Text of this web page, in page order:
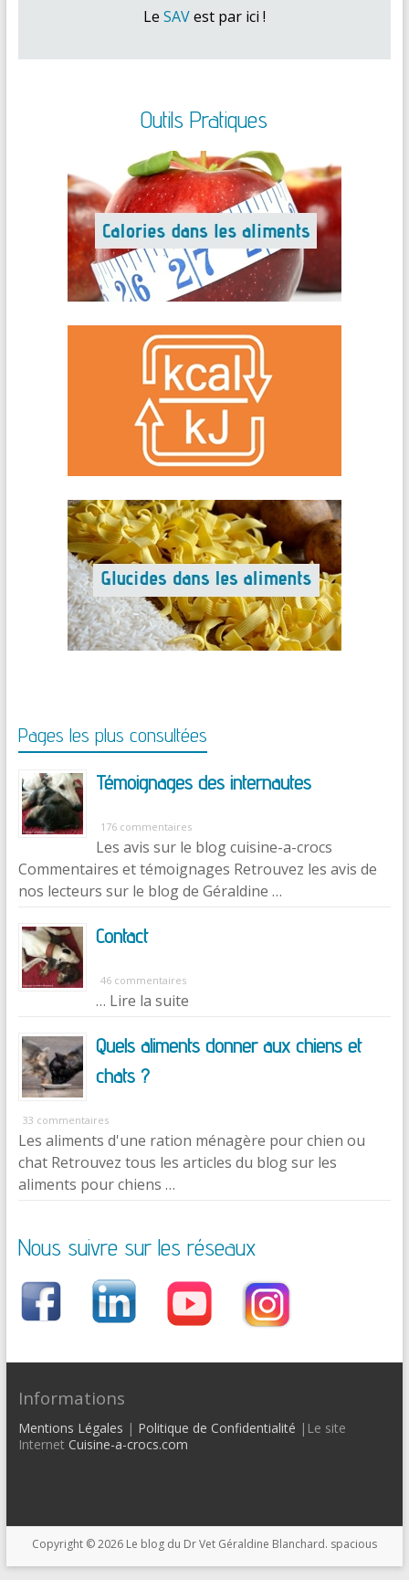
Le SAVest par ici !
Outils Pratiques
Pages les plus consultées
Témoignages des internautes
176 commentaires
Les avis sur le blog cuisine-a-crocs
Commentaires et témoignages Retrouvez les avis de
nos lecteurs sur le blog de Géraldine …
Contact
46 commentaires
… Lire la suite
Quels aliments donner aux chiens et
chats ?
33 commentaires
Les aliments d'une ration ménagère pour chien ou
chat Retrouvez tous les articles du blog sur les
aliments pour chiens …
Nous suivre sur les réseaux
Informations
Mentions Légales | Politique de Confidentialité |Le site
Internet Cuisine-a-crocs.com
Copyright © 2026 Le blog du Dr Vet Géraldine Blanchard. spacious